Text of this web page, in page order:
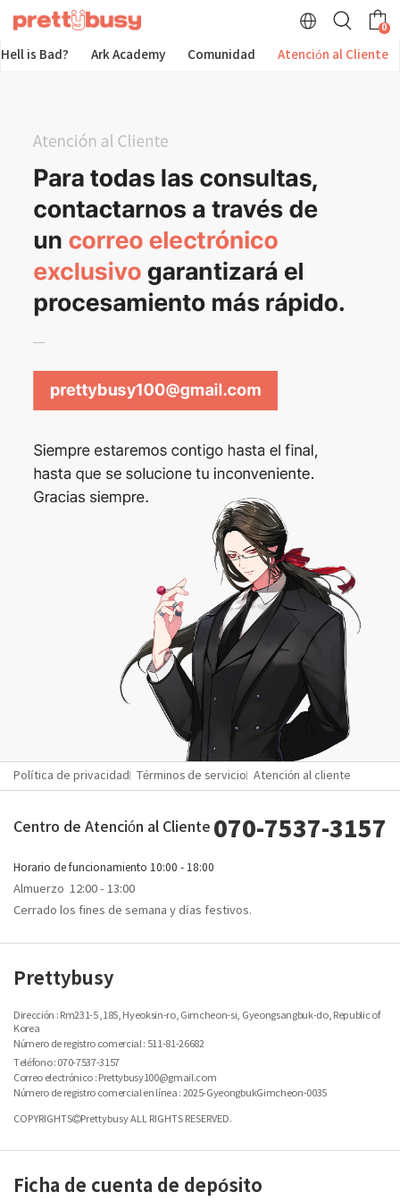
0
is Bad? Ark Academy Comunidad Atención al Cliente
Política de privacidad Términos de servicio Atención al cliente
Centro de Atención al Cliente 070-7537-3157
Horario de funcionamiento 10:00 - 18:00
Almuerzo 12:00 - 13:00
Cerrado los fines de semana y días festivos.
Prettybusy
Dirección : Rm231-5 ,185, Hyeoksin-ro, Gimcheon-si, Gyeongsangbuk-do, Republic of
Korea
Número de registro comercial : 511-81-26682
Teléfono : 070-7537-3157
Correo electrónico : Prettybusy100@gmail.com
Número de registro comercial en línea : 2025-GyeongbukGimcheon-0035
COPYRIGHTS Prettybusy ALL RIGHTS RESERVED.
Ficha de cuenta de depósito